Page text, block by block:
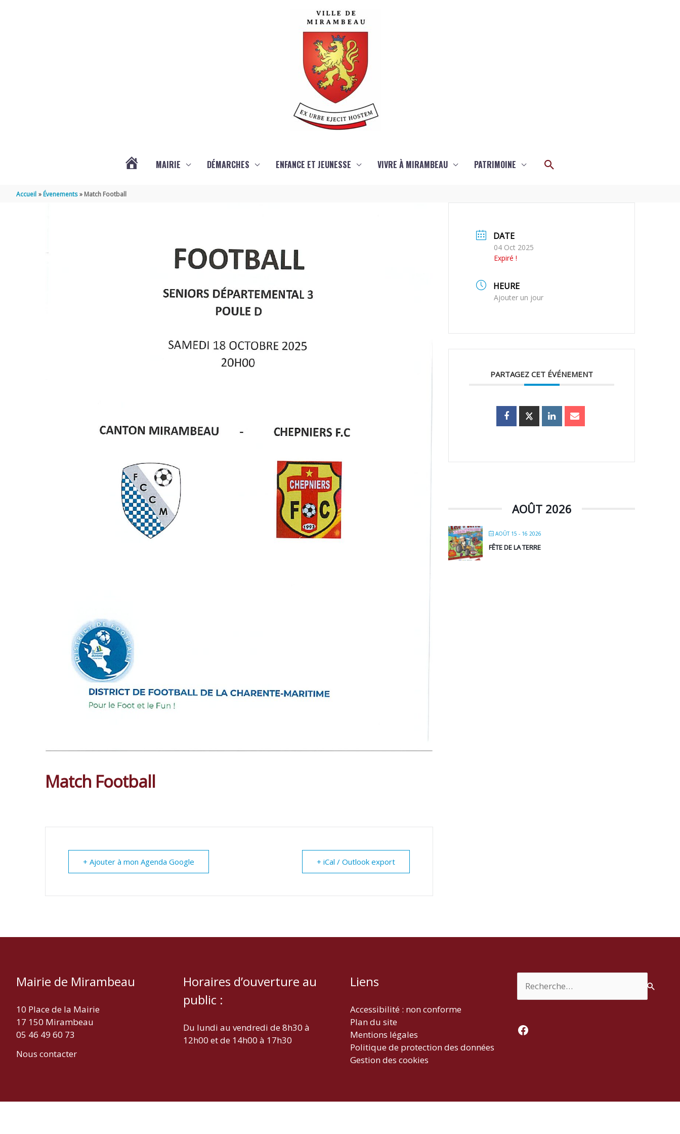
MAIRIE DÉMARCHES ENFANCE ET JEUNESSE VIVRE À MIRAMBEAU PATRIMOINE Rechercher
Accueil Évenements Match Football
Match Football
+ Ajouter à mon Agenda Google + iCal / Outlook export
DATE
04 Oct 2025
Expiré !
HEURE
Ajouter un jour
PARTAGEZ CET ÉVÉNEMENT
AOÛT 2026
AOÛT 15 - 16 2026
FÊTE DE LA TERRE
Mairie de Mirambeau
10 Place de la Mairie
17 150 Mirambeau
05 46 49 60 73
Nous contacter
Horaires d’ouverture au
public :
Du lundi au vendredi de 8h30 à
12h00 et de 14h00 à 17h30
Liens
Accessibilité : non conforme
Plan du site
Mentions légales
Politique de protection des données
Gestion des cookies
Facebook